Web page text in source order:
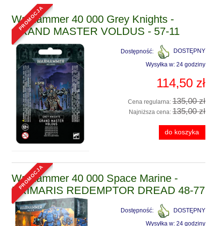
Warhammer 40 000 Grey Knights -
GRAND MASTER VOLDUS - 57-11
Dostępność:
DOSTĘPNY
Wysyłka w: 24 godziny
114,50 zł
Cena regularna: 135,00 zł
Najniższa cena: 135,00 zł
do koszyka
promocja
Warhammer 40 000 Space Marine -
PRIMARIS REDEMPTOR DREAD 48-77
Dostępność:
DOSTĘPNY
Wysyłka w: 24 godziny
promocja